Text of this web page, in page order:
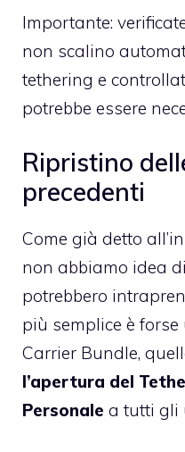
Importante:
non scalino
tethering e
potrebbe essere
Ripristino
precedenti
Come già detto
non abbiamo idea
potrebbero
più semplice è
Carrier Bundle,
l’apertura del
Personale a tutti gli